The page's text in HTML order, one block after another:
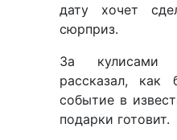
дату хочет
сюрприз.
За кулисами
рассказал, как
событие в
подарки готовит.